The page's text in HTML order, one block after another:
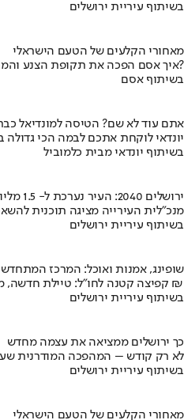
בשיתוף עיריית ירושלים
מאחורי הקלעים של הטעם הישראלי
איך אסם הפכה את תקופת הצנע והמחסור הקשה של שנות ה-40 למותג לאומי?
בשיתוף אסם
אתם עוד לא שם? הטיסה למונדיאל
יונדאי לוקחת אתכם לבמה הכי גדולה
בשיתוף יונדאי מבית כלמוביל
ירושלים 2040: העיר נערכת ל- 1.5 מליון תושבים
מנכ"לית העירייה מציגה תוכנית
בשיתוף עיריית ירושלים
שופינג, אמנות ואוכל: המרכז
קפיצה קטנה לחו"ל: טיילת חדשה, מיצגי אמנות, וכיכרות משופצות בהשקעה של 100 מיליון ₪
בשיתוף עיריית ירושלים
כך ירושלים ממציאה את עצמה מחדש
לא רק קודש – המהפכה המודרנית
בשיתוף עיריית ירושלים
מאחורי הקלעים של הטעם הישראלי